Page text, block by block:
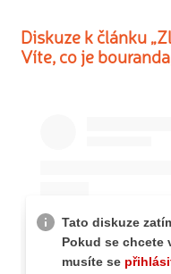
Diskuze k článku
Víte, co je